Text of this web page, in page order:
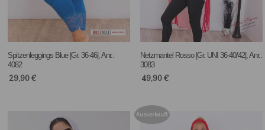
Spitzenleggings Blue |Gr. 36-46|, Anr.:
4082
29,90€
Netzmantel Rosso |Gr. UNI 36-40/42|, Anr.:
3083
49,90€
Ausverkauft